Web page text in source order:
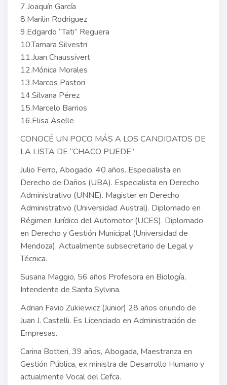
7.Joaquín García
8.Marilin Rodriguez
9.Edgardo “Tati” Reguera
10.Tamara Silvestri
11.Juan Chaussivert
12.Mónica Morales
13.Marcos Pastori
14.Silvana Pérez
15.Marcelo Barrios
16.Elisa Aselle
CONOCÉ UN POCO MÁS A LOS CANDIDATOS DE
LA LISTA DE “CHACO PUEDE”
Julio Ferro, Abogado, 40 años. Especialista en
Derecho de Daños (UBA). Especialista en Derecho
Administrativo (UNNE). Magister en Derecho
Administrativo (Universidad Austral). Diplomado en
Régimen Jurídico del Automotor (UCES). Diplomado
en Derecho y Gestión Municipal (Universidad de
Mendoza). Actualmente subsecretario de Legal y
Técnica.
Susana Maggio, 56 años Profesora en Biología,
Intendente de Santa Sylvina.
Adrian Favio Zukiewicz (Junior) 28 años oriundo de
Juan J. Castelli. Es Licenciado en Administración de
Empresas.
Carina Botteri, 39 años, Abogada, Maestranza en
Gestión Pública, ex ministra de Desarrollo Humano y
actualmente Vocal del Cefca.